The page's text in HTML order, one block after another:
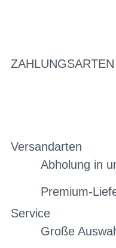
ZAHLUNGSARTEN
Versandarten
Abholung in
Premium-
Service
Große